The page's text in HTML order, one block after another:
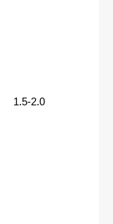
1.5-2.0